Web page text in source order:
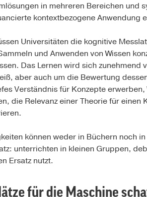
in mehreren Bereichen und
kontextbezogene Anwendung
Universitäten die kognitive
und Anwenden von Wissen
Das Lernen wird sich
aber auch um die Bewertung
Verständnis für Konzepte
die Relevanz einer Theorie für
können weder in Büchern noch
unterrichten in kleinen Gruppen,
Ersatz nutzt.
für die Maschine